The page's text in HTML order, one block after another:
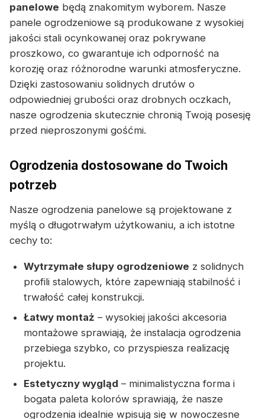
panelowe będą znakomitym wyborem. Nasze
panele ogrodzeniowe są produkowane z wysokiej
jakości stali ocynkowanej oraz pokrywane
proszkowo, co gwarantuje ich odporność na
korozję oraz różnorodne warunki atmosferyczne.
Dzięki zastosowaniu solidnych drutów o
odpowiedniej grubości oraz drobnych oczkach,
nasze ogrodzenia skutecznie chronią Twoją posesję
przed nieproszonymi gośćmi.
Ogrodzenia dostosowane do Twoich
potrzeb
Nasze ogrodzenia panelowe są projektowane z
myślą o długotrwałym użytkowaniu, a ich istotne
cechy to:
Wytrzymałe słupy ogrodzeniowe z solidnych
profili stalowych, które zapewniają stabilność i
trwałość całej konstrukcji.
Łatwy montaż – wysokiej jakości akcesoria
montażowe sprawiają, że instalacja ogrodzenia
przebiega szybko, co przyspiesza realizację
projektu.
Estetyczny wygląd – minimalistyczna forma i
bogata paleta kolorów sprawiają, że nasze
ogrodzenia idealnie wpisują się w nowoczesne